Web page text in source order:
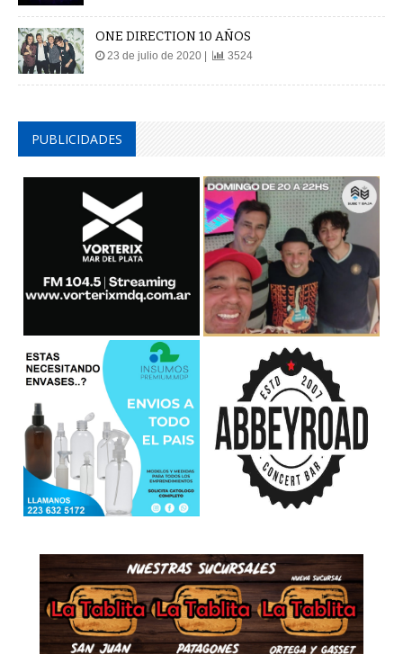
ONE DIRECTION 10 AÑOS
23 de julio de 2020 | 3524
PUBLICIDADES